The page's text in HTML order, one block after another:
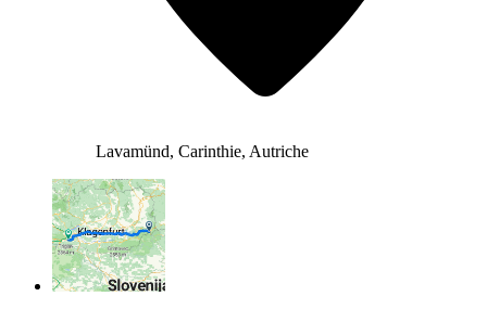
Lavamünd, Carinthie, Autriche